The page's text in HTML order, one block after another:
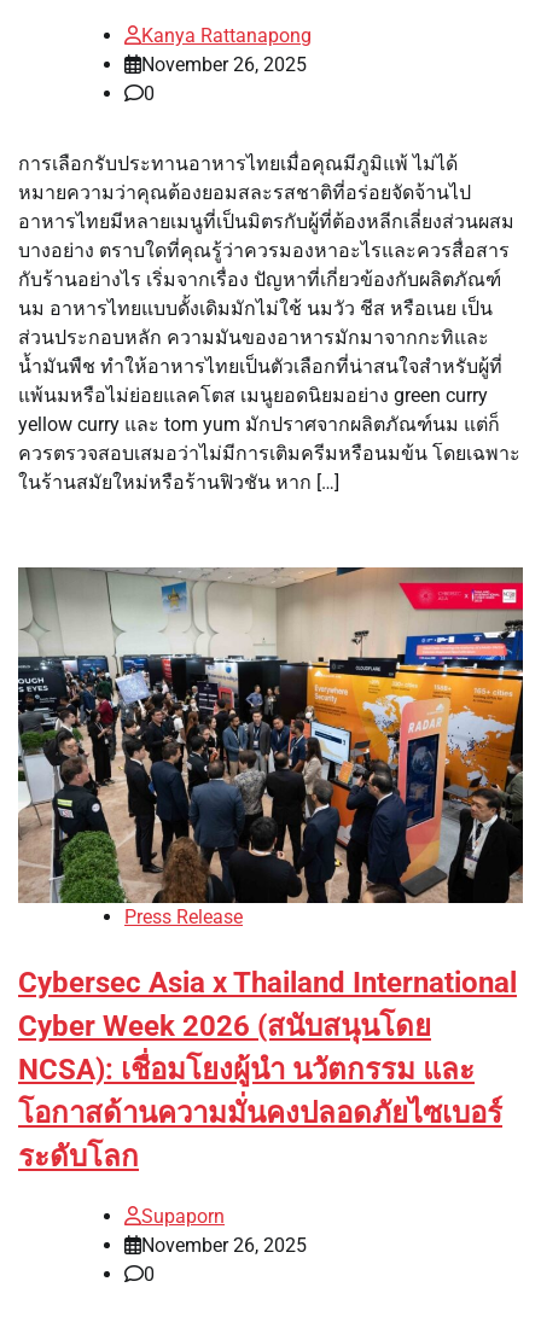
Kanya Rattanapong
November 26, 2025
0
การเลือกรับประทานอาหารไทยเมื่อคุณมีภูมิแพ้ ไม่ได้
หมายความว่าคุณต้องยอมสละรสชาติที่อร่อยจัดจ้านไป
อาหารไทยมีหลายเมนูที่เป็นมิตรกับผู้ที่ต้องหลีกเลี่ยงส่วนผสม
บางอย่าง ตราบใดที่คุณรู้ว่าควรมองหาอะไรและควรสื่อสาร
กับร้านอย่างไร เริ่มจากเรื่อง ปัญหาที่เกี่ยวข้องกับผลิตภัณฑ์
นม อาหารไทยแบบดั้งเดิมมักไม่ใช้ นมวัว ชีส หรือเนย เป็น
ส่วนประกอบหลัก ความมันของอาหารมักมาจากกะทิและ
น้ำมันพืช ทำให้อาหารไทยเป็นตัวเลือกที่น่าสนใจสำหรับผู้ที่
แพ้นมหรือไม่ย่อยแลคโตส เมนูยอดนิยมอย่าง green curry
yellow curry และ tom yum มักปราศจากผลิตภัณฑ์นม แต่ก็
ควรตรวจสอบเสมอว่าไม่มีการเติมครีมหรือนมข้น โดยเฉพาะ
ในร้านสมัยใหม่หรือร้านฟิวชัน หาก […]
Press Release
Cybersec Asia x Thailand International
Cyber ​​Week 2026 (สนับสนุนโดย
NCSA): เชื่อมโยงผู้นำ นวัตกรรม และ
โอกาสด้านความมั่นคงปลอดภัยไซเบอร์
ระดับโลก
Supaporn
November 26, 2025
0